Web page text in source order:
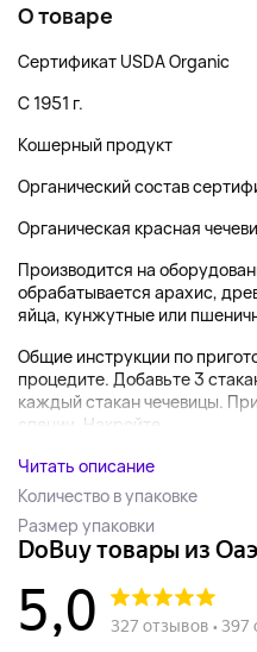
О товаре
Сертификат USDA Organic
С 1951 г.
Кошерный продукт
Органический состав
Органическая красная
Производится на
обрабатывается арахис,
яйца, кунжутные или
Общие инструкции по
процедите. Добавьте 3
каждый стакан чечевицы.
специи. Накройте...
Читать описание
Количество в упаковке
Размер упаковки